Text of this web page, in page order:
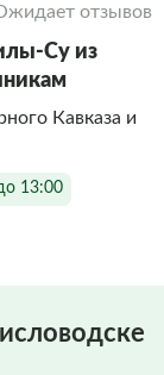
отзывов
Су из
Кавказа и
13:00